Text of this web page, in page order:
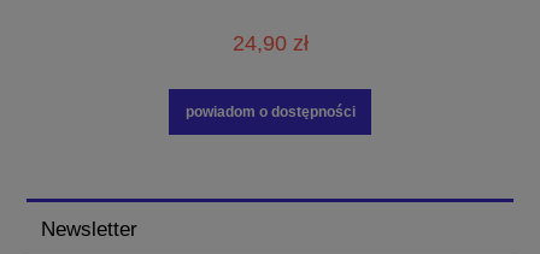
24,90 zł
powiadom o dostępności
Newsletter